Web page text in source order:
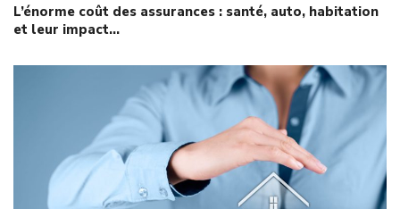
L’énorme coût des assurances : santé, auto, habitation
et leur impact…